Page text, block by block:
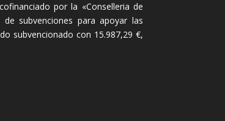
por la «Conselleria de
subvenciones para apoyar las
subvencionado con 15.987,29 €,